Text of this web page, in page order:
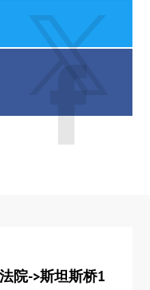
院->斯坦斯桥1